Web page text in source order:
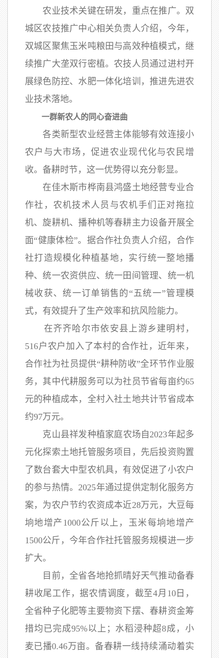
农业技术关键在研发，重点在推广。双
城区农技推广中心相关负责人介绍，今年，
双城区聚焦玉米吨粮田与高效种植模式，继
续推广大垄双行密植。农技人员通过进村开
展绿色防控、水肥一体化培训，推进先进农
业技术落地。
一群新农人的同心奋进曲
各类新型农业经营主体能够有效连接小
农户与大市场，促进农业现代化与农民增
收。备耕时节，这一优势得以充分彰显。
在佳木斯市桦南县鸿盛土地经营专业合
作社，农机技术人员与农机手们正对拖拉
机、旋耕机、播种机等春耕主力设备开展全
面“健康体检”。据合作社负责人介绍，合作
社打造规模化种植基地，实行统一整地播
种、统一农资供应、统一田间管理、统一机
械收获、统一订单销售的“五统一”管理模
式，有效提升了生产效率和抗风险能力。
在齐齐哈尔市依安县上游乡建明村，
516户农户加入了本村的合作社，近年来，
合作社为社员提供“耕种防收”全环节作业服
务，其中代耕服务可以为社员节省每亩约65
元的种植成本，全村入社土地共计节省成本
约97万元。
克山县祥发种植家庭农场自2023年起多
元化探索土地托管服务项目，先后投资购置
了数台套大中型农机具，有效促进了小农户
的参与热情。2025年通过提供定制化服务方
案，为农户节约农资成本近28万元，大豆每
垧地增产1000公斤以上，玉米每垧地增产
1500公斤，今年合作社托管服务规模进一步
扩大。
目前，全省各地抢抓晴好天气推动备春
耕收尾工作，据农情调度，截至4月10日，
全省种子化肥等主要物资下摆、春耕资金筹
措均已完成95%以上；水稻浸种超8成，小
麦已播0.46万亩。备春耕一线持续涌动着实